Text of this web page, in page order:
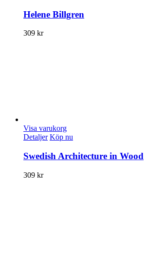
Helene Billgren
309 kr
Visa varukorg
Detaljer Köp nu
Swedish Architecture in Wood
309 kr